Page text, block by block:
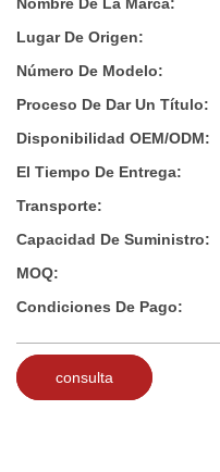
Nombre De La Marca:
Lugar De Origen:
Número De Modelo:
Proceso De Dar Un Título:
Disponibilidad OEM/ODM:
El Tiempo De Entrega:
Transporte:
Capacidad De Suministro:
MOQ:
Condiciones De Pago:
consulta